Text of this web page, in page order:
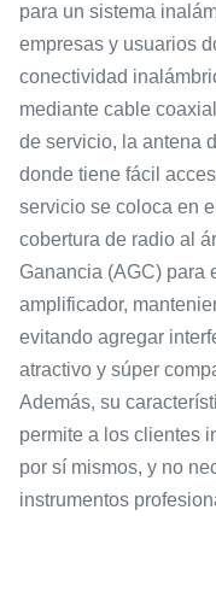
para un sistema
empresas y usuarios
conectividad
mediante cable
de servicio, la antena
donde tiene fácil
servicio se coloca en
cobertura de radio al
Ganancia (AGC) para
amplificador,
evitando agregar
atractivo y súper
Además, su
permite a los clientes
por sí mismos, y no
instrumentos